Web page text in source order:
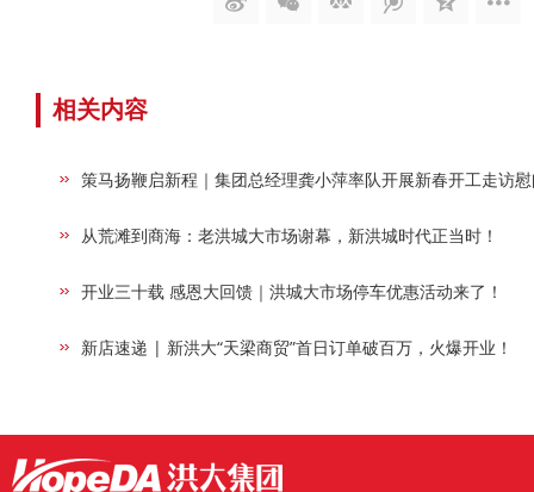
相关内容
策马扬鞭启新程｜集团总经理龚小萍率队开展新春开工走访
从荒滩到商海：老洪城大市场谢幕，新洪城时代正当时！
开业三十载 感恩大回馈｜洪城大市场停车优惠活动来了！
新店速递 | 新洪大“天梁商贸”首日订单破百万，火爆开业！